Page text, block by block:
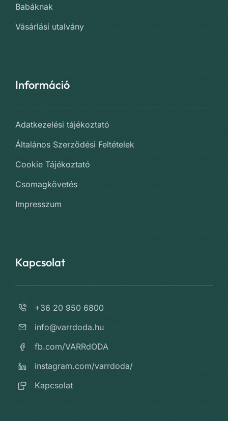
Babáknak
Vásárlási utalvány
Információ
Adatkezelési tájékoztató
Általános Szerződési Feltételek
Cookie Tájékoztató
Csomagkövetés
Impresszum
Kapcsolat
+36 20 950 6800
info@varrdoda.hu
fb.com/VARRdODA
instagram.com/varrdoda/
Kapcsolat